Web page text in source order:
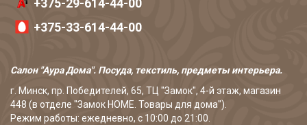
+375-29-614-44-00
+375-33-614-44-00
Салон "Аура Дома". Посуда, текстиль, предметы интерьера.
г. Минск, пр. Победителей, 65, ТЦ "Замок", 4-й этаж, магазин
448 (в отделе "Замок HOME. Товары для дома").
Режим работы: ежедневно, с 10:00 до 21:00.